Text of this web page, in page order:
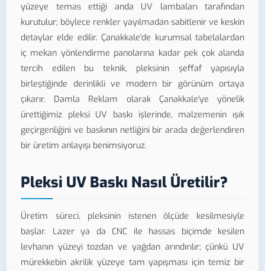
yüzeye temas ettiği anda UV lambaları tarafından
kurutulur; böylece renkler yayılmadan sabitlenir ve keskin
detaylar elde edilir. Çanakkale'de kurumsal tabelalardan
iç mekan yönlendirme panolarına kadar pek çok alanda
tercih edilen bu teknik, pleksinin şeffaf yapısıyla
birleştiğinde derinlikli ve modern bir görünüm ortaya
çıkarır. Damla Reklam olarak Çanakkale'ye yönelik
ürettiğimiz pleksi UV baskı işlerinde, malzemenin ışık
geçirgenliğini ve baskının netliğini bir arada değerlendiren
bir üretim anlayışı benimsiyoruz.
Pleksi UV Baskı Nasıl Üretilir?
Üretim süreci, pleksinin istenen ölçüde kesilmesiyle
başlar. Lazer ya da CNC ile hassas biçimde kesilen
levhanın yüzeyi tozdan ve yağdan arındırılır; çünkü UV
mürekkebin akrilik yüzeye tam yapışması için temiz bir